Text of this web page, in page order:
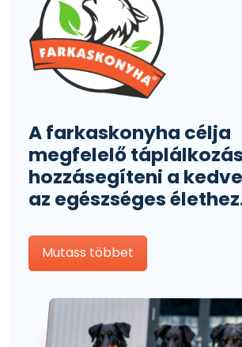
A farkaskonyha célja
megfelelő
hozzásegíteni a
az egészséges
Mutass többet